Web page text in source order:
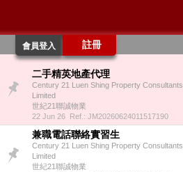
會員登入 註冊
二手精英地產代理
Century 21 Luen Shing Property Consultants
Limited
世紀21聯誠物業
22 Jun 26 Ref.: JM20260624011517190
兼職電話聯絡實習生
Century 21 Luen Shing Property Consultants
Limited
世紀21聯誠物業